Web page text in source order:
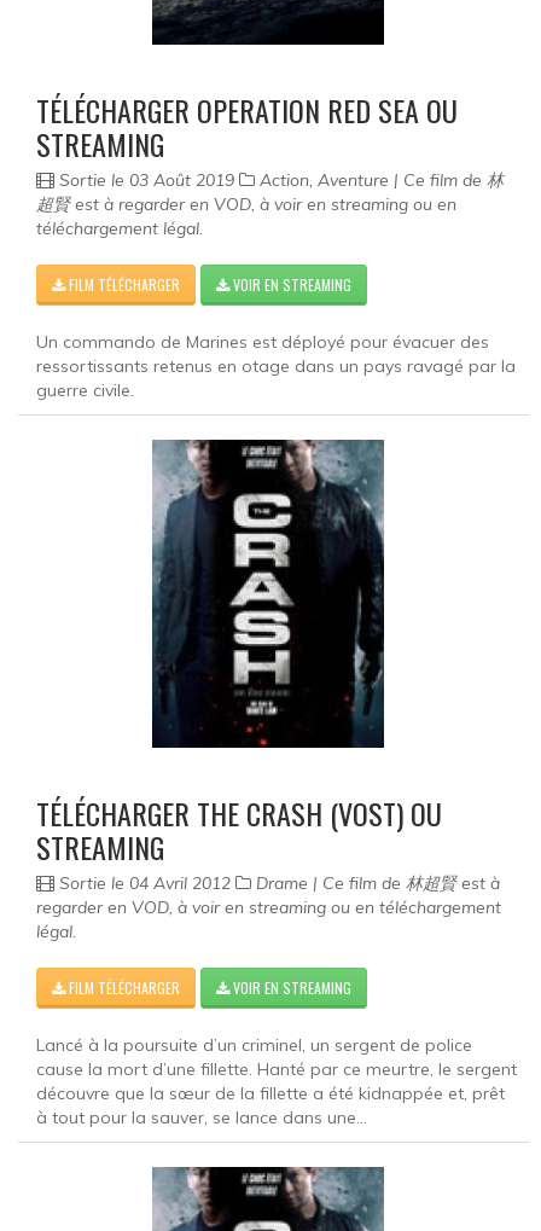
TÉLÉCHARGER OPERATION RED SEA OU
STREAMING
Sortie le 03 Août 2019
Action, Aventure | Ce film de 林
超賢 est à regarder en VOD, à voir en streaming ou en
téléchargement légal.
FILM TÉLÉCHARGER VOIR EN STREAMING
Un commando de Marines est déployé pour évacuer des
ressortissants retenus en otage dans un pays ravagé par la
guerre civile.
TÉLÉCHARGER THE CRASH (VOST) OU
STREAMING
Sortie le 04 Avril 2012
Drame | Ce film de 林超賢 est à
regarder en VOD, à voir en streaming ou en téléchargement
légal.
FILM TÉLÉCHARGER VOIR EN STREAMING
Lancé à la poursuite d’un criminel, un sergent de police
cause la mort d’une fillette. Hanté par ce meurtre, le sergent
découvre que la sœur de la fillette a été kidnappée et, prêt
à tout pour la sauver, se lance dans une...